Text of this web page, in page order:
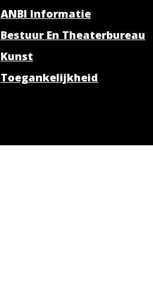
ANBI Informatie
Bestuur En Theaterbureau
Kunst
Toegankelijkheid